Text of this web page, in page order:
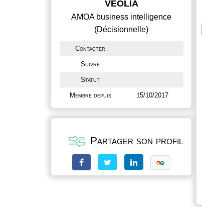
VEOLIA
AMOA business intelligence
(Décisionnelle)
Contacter
Suivre
Statut
Membre depuis 15/10/2017
Partager son profil